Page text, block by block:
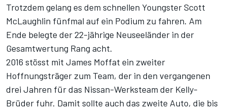
Trotzdem gelang es dem schnellen Youngster Scott
McLaughlin fünfmal auf ein Podium zu fahren. Am
Ende belegte der 22-jährige Neuseeländer in der
Gesamtwertung Rang acht.
2016 stösst mit James Moffat ein zweiter
Hoffnungsträger zum Team, der in den vergangenen
drei Jahren für das Nissan-Werksteam der Kelly-
Brüder fuhr. Damit sollte auch das zweite Auto, die bis